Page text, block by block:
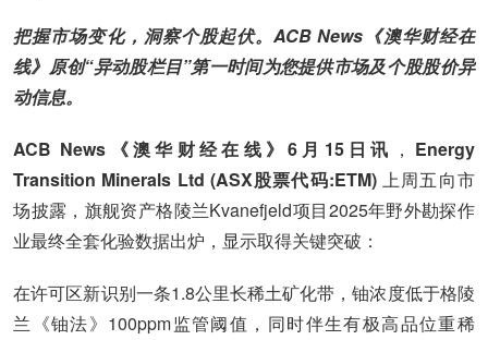
把握市场变化，洞察个股起伏。ACB News《澳华财经在
线》原创“异动股栏目”第一时间为您提供市场及个股股价异
动信息。
ACB News《澳华财经在线》6月15日讯 ， Energy
Transition Minerals Ltd (ASX股票代码:ETM)上周五向市
场披露，旗舰资产格陵兰Kvanefjeld项目2025年野外勘探作
业最终全套化验数据出炉，显示取得关键突破：
在许可区新识别一条1.8公里长稀土矿化带，铀浓度低于格陵
兰《铀法》100ppm监管阈值，同时伴生有极高品位重稀